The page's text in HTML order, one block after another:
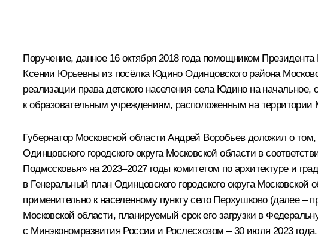
Поручение, данное 16 октября 2018 года помощником
Ксении Юрьевны из посёлка Юдино Одинцовского района
реализации права детского населения села Юдино на
к образовательным учреждениям, расположенным на территории
Губернатор Московской области Андрей Воробьев доложил о
Одинцовского городского округа Московской области в
Подмосковья» на 2023–2027 годы комитетом по архитектуре и
в Генеральный план Одинцовского городского округа
применительно к населенному пункту село Перхушково (далее –
Московской области, планируемый срок его загрузки в
с Минэкономразвития России и Рослесхозом – 30 июля 2023